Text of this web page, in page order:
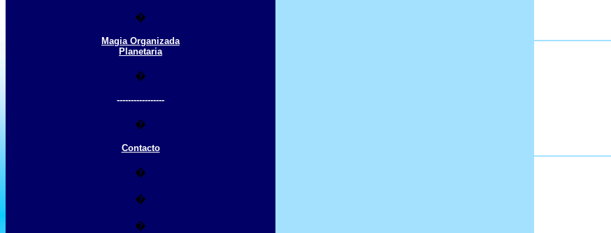
�
Magia Organizada
Planetaria
�
-----------------
�
Contacto
�
�
�